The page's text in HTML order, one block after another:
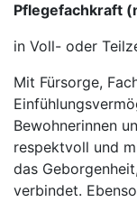
Pflegefachkraft
in Voll- oder
Mit Fürsorge,
Bewohnerinnen
respektvoll und
das
verbindet.